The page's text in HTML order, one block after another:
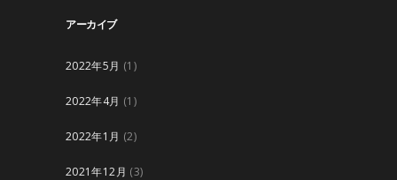
アーカイブ
2022年5月 (1)
2022年4月 (1)
2022年1月 (2)
2021年12月 (3)